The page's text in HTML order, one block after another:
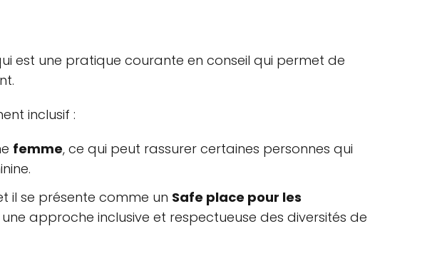
est une pratique courante en conseil qui permet de
inclusif :
femme, ce qui peut rassurer certaines personnes qui
il se présente comme un Safe place pour les
approche inclusive et respectueuse des diversités de